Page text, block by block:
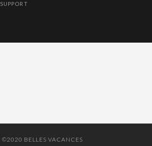
SUPPORT
©2020 BELLES VACANCES